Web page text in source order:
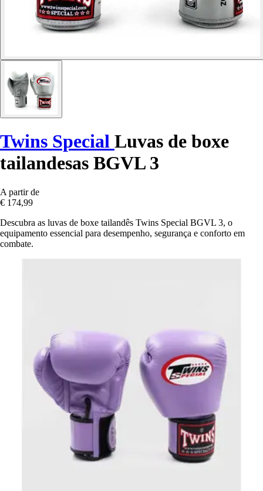
Twins Special Luvas de boxe
tailandesas BGVL 3
A partir de
€ 174,99
Descubra as luvas de boxe tailandês Twins Special BGVL 3, o
equipamento essencial para desempenho, segurança e conforto em
combate.